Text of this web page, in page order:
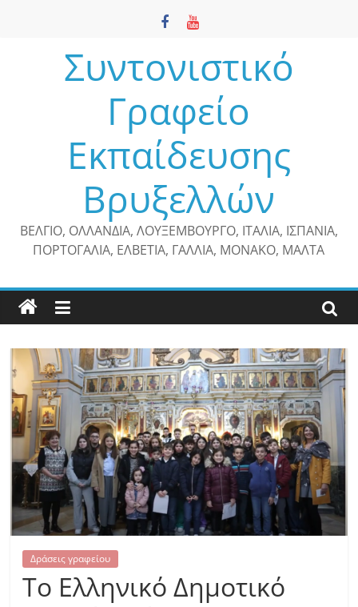
Συντονιστικό
Γραφείο
Εκπαίδευσης
Βρυξελλών
ΒΕΛΓΙΟ, ΟΛΛΑΝΔΙΑ, ΛΟΥΞΕΜΒΟΥΡΓΟ, ΙΤΑΛΙΑ, ΙΣΠΑΝΙΑ,
ΠΟΡΤΟΓΑΛΙΑ, ΕΛΒΕΤΙΑ, ΓΑΛΛΙΑ, ΜΟΝΑΚΟ, ΜΑΛΤΑ
Δράσεις γραφείου
Το Ελληνικό Δημοτικό